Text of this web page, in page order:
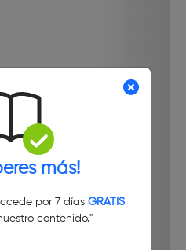
más!
por 7 días GRATIS
contenido."